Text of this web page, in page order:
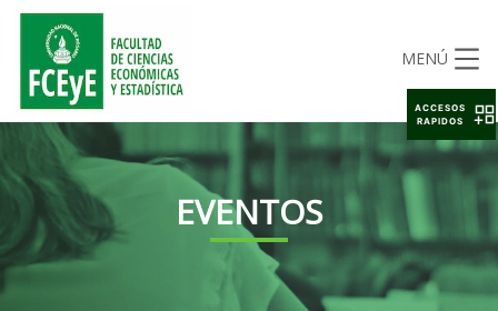
MENÚ
EVENTOS
ACCESOS
RAPIDOS